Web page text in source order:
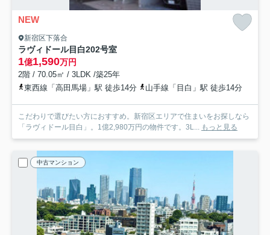
NEW
新宿区下落合
ラヴィドール目白202号室
1億1,590万円
2階 / 70.05㎡ / 3LDK /築25年
東西線「高田馬場」駅 徒歩14分
山手線「目白」駅 徒歩14分
こだわりで選びたい方におすすめ。新宿区エリアで住まいをお探しなら
「ラヴィドール目白」。1億2,980万円の物件です。3L... もっと見る
中古マンション